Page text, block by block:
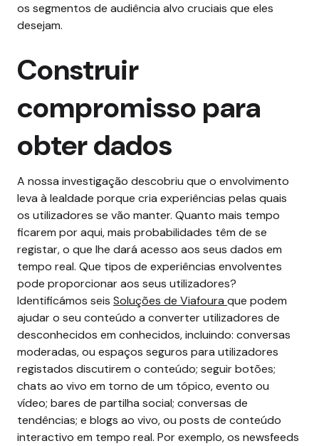
os segmentos de audiência alvo cruciais que eles
desejam.
Construir
compromisso para
obter dados
A nossa investigação descobriu que o envolvimento
leva à lealdade porque cria experiências pelas quais
os utilizadores se vão manter. Quanto mais tempo
ficarem por aqui, mais probabilidades têm de se
registar, o que lhe dará acesso aos seus dados em
tempo real. Que tipos de experiências envolventes
pode proporcionar aos seus utilizadores?
Identificámos seis Soluções de Viafoura que podem
ajudar o seu conteúdo a converter utilizadores de
desconhecidos em conhecidos, incluindo: conversas
moderadas, ou espaços seguros para utilizadores
registados discutirem o conteúdo; seguir botões;
chats ao vivo em torno de um tópico, evento ou
vídeo; bares de partilha social; conversas de
tendências; e blogs ao vivo, ou posts de conteúdo
interactivo em tempo real. Por exemplo, os newsfeeds